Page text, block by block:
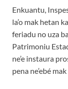
Enkuantu,
la’o mak hetan
feriadu no uza
Patrimoniu
ne’e instaura
pena ne’ebé